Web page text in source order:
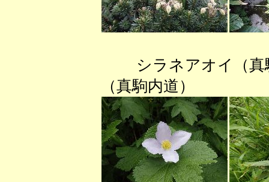
シラネアオイ（
（真駒内道） エ